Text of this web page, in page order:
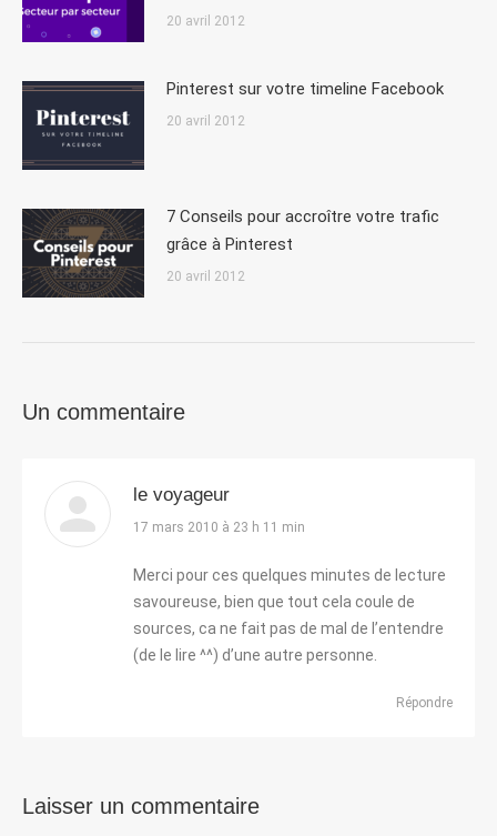
20 avril 2012
Pinterest sur votre timeline Facebook
20 avril 2012
7 Conseils pour accroître votre trafic
grâce à Pinterest
20 avril 2012
Un commentaire
le voyageur
dit
17 mars 2010 à 23 h 11 min
Merci pour ces quelques minutes de lecture
savoureuse, bien que tout cela coule de
sources, ca ne fait pas de mal de l’entendre
(de le lire ^^) d’une autre personne.
Répondre
Laisser un commentaire